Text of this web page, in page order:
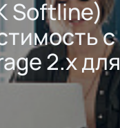
Softline)
с
2.x для